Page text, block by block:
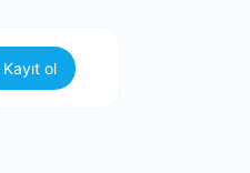
Kayıt ol